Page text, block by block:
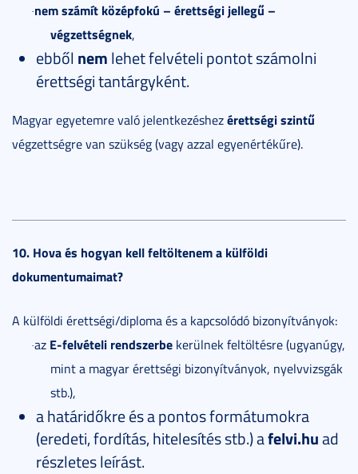
·nem számít középfokú – érettségi jellegű –
végzettségnek,
ebből nem lehet felvételi pontot számolni
érettségi tantárgyként.
Magyar egyetemre való jelentkezéshezérettségi szintű
végzettségre van szükség (vagy azzal egyenértékűre).
10. Hova és hogyan kell feltöltenem a külföldi
dokumentumaimat?
A külföldi érettségi/diploma és a kapcsolódó bizonyítványok:
·az E-felvételi rendszerbekerülnek feltöltésre (ugyanúgy,
mint a magyar érettségi bizonyítványok, nyelvvizsgák
stb.),
a határidőkre és a pontos formátumokra
(eredeti, fordítás, hitelesítés stb.) afelvi.huad
részletes leírást.